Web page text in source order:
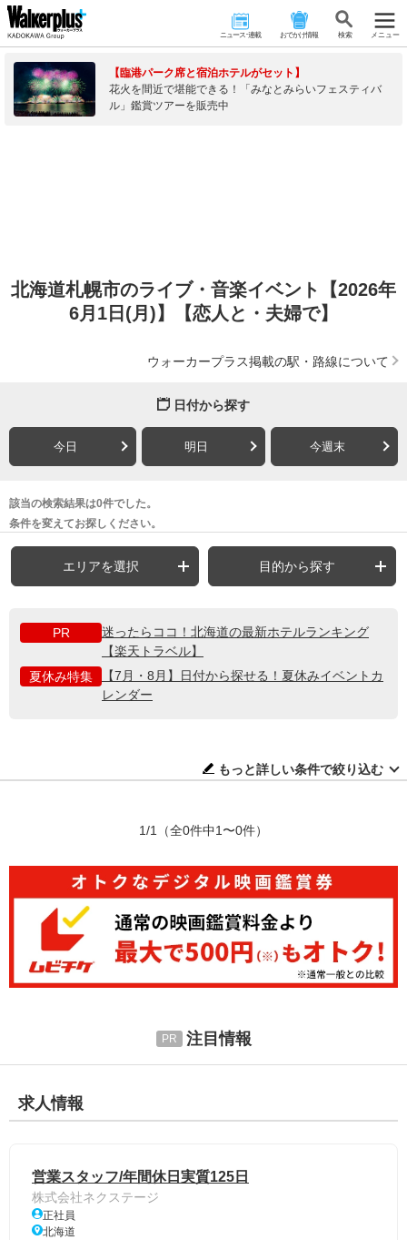
ニュース･連載 おでかけ情報 検 索 メニュー
【臨港パーク席と宿泊ホテルがセット】
花火を間近で堪能できる！「みなとみらいフェスティバ
ル」鑑賞ツアーを販売中
北海道札幌市のライブ・音楽イベント【2026年
6月1日(月)】【恋人と・夫婦で】
ウォーカープラス掲載の駅・路線について
日付から探す
今日 明日 今週末
該当の検索結果は0件でした。
条件を変えてお探しください。
エリアを選択 目的から探す
PR
迷ったらココ！北海道の最新ホテルランキング
【楽天トラベル】
夏休み特集
【7月・8月】日付から探せる！夏休みイベントカ
レンダー
もっと詳しい条件で絞り込む
1/1 （全0件中1〜0件）
注目情報
求人情報
営業スタッフ/年間休日実質125日
株式会社ネクステージ
正社員
北海道